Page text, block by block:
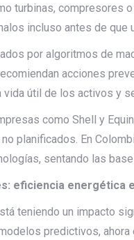
turbinas, compresores
incluso antes de que
por algoritmos de
acciones
vida útil de los activos y
como Shell y
planificados. En
sentando las
eficiencia energética
teniendo un impacto
predictivos,